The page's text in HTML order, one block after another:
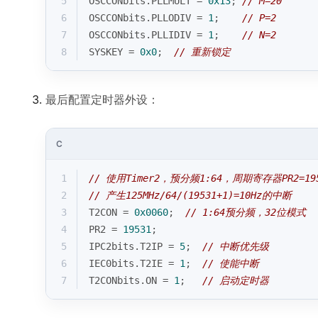
6
OSCCONbits.PLLODIV = 1 ; // P=2
7
OSCCONbits.PLLIDIV = 1 ; // N=2
8
SYSKEY = 0x0; // 重新锁定
最后配置定时器外设：
C
1
// 使用Timer2，预分频1:64，周期寄存器
2
// 产生125MHz/64/(19531+1)=10Hz的中断
3
T2CON = 0x0060; // 1:64预分频，32位模式
4
PR2 = 19531 ;
5
IPC2bits.T2IP = 5; // 中断优先级
6
IEC0bits.T2IE = 1 ; // 使能中断
7
T2CONbits.ON = 1 ; // 启动定时器